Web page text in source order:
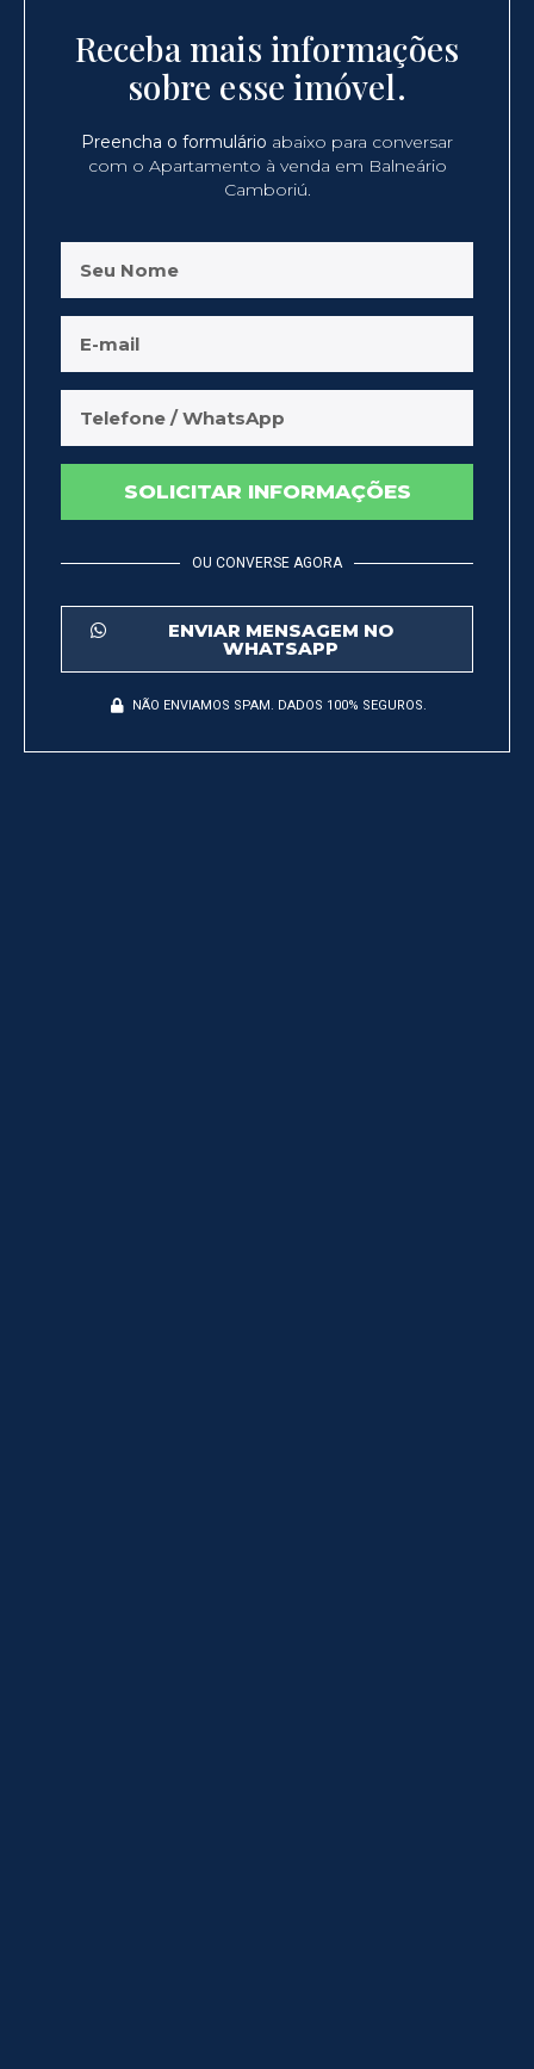
Receba mais informações
sobre esse imóvel.
Preencha o formulário abaixo para conversar
com o Apartamento à venda em Balneário
Camboriú.
SOLICITAR INFORMAÇÕES
OU CONVERSE AGORA
ENVIAR MENSAGEM NO
WHATSAPP
NÃO ENVIAMOS SPAM. DADOS 100% SEGUROS.